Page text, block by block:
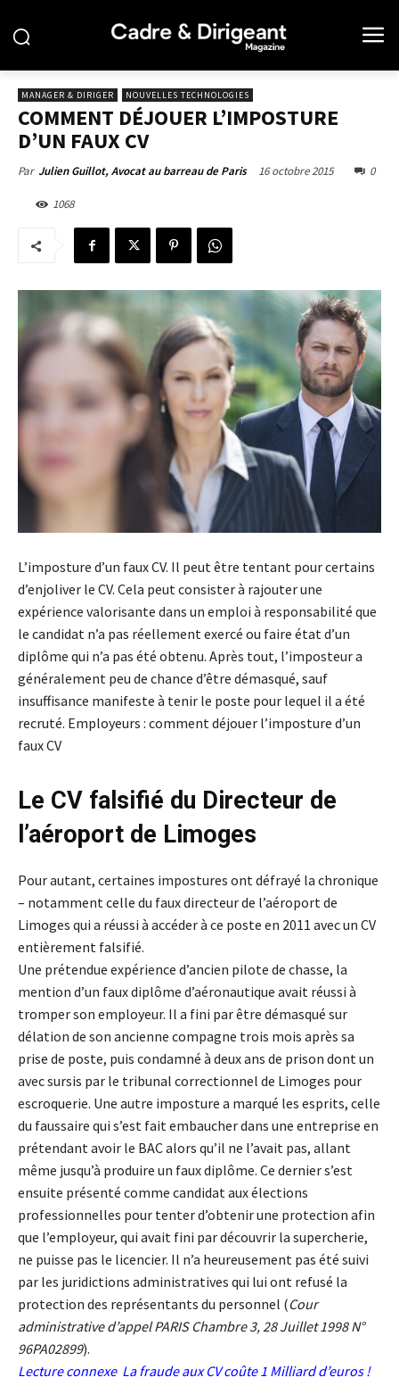
MANAGER & DIRIGER NOUVELLES TECHNOLOGIES
COMMENT DÉJOUER L’IMPOSTURE
D’UN FAUX CV
Par Julien Guillot, Avocat au barreau de Paris 16 octobre 2015 0
1068
L’imposture d’un faux CV. Il peut être tentant pour certains
d’enjoliver le CV. Cela peut consister à rajouter une
expérience valorisante dans un emploi à responsabilité que
le candidat n’a pas réellement exercé ou faire état d’un
diplôme qui n’a pas été obtenu. Après tout, l’imposteur a
généralement peu de chance d’être démasqué, sauf
insuffisance manifeste à tenir le poste pour lequel il a été
recruté. Employeurs : comment déjouer l’imposture d’un
faux CV
Le CV falsifié du Directeur de
l’aéroport de Limoges
Pour autant, certaines impostures ont défrayé la chronique
– notamment celle du faux directeur de l’aéroport de
Limoges qui a réussi à accéder à ce poste en 2011 avec un CV
entièrement falsifié.
Une prétendue expérience d’ancien pilote de chasse, la
mention d’un faux diplôme d’aéronautique avait réussi à
tromper son employeur. Il a fini par être démasqué sur
délation de son ancienne compagne trois mois après sa
prise de poste, puis condamné à deux ans de prison dont un
avec sursis par le tribunal correctionnel de Limoges pour
escroquerie. Une autre imposture a marqué les esprits, celle
du faussaire qui s’est fait embaucher dans une entreprise en
prétendant avoir le BAC alors qu’il ne l’avait pas, allant
même jusqu’à produire un faux diplôme. Ce dernier s’est
ensuite présenté comme candidat aux élections
professionnelles pour tenter d’obtenir une protection afin
que l’employeur, qui avait fini par découvrir la supercherie,
ne puisse pas le licencier. Il n’a heureusement pas été suivi
par les juridictions administratives qui lui ont refusé la
protection des représentants du personnel (Cour
administrative d’appel PARIS Chambre 3, 28 Juillet 1998 N°
96PA02899).
Lecture connexe La fraude aux CV coûte 1 Milliard d’euros !